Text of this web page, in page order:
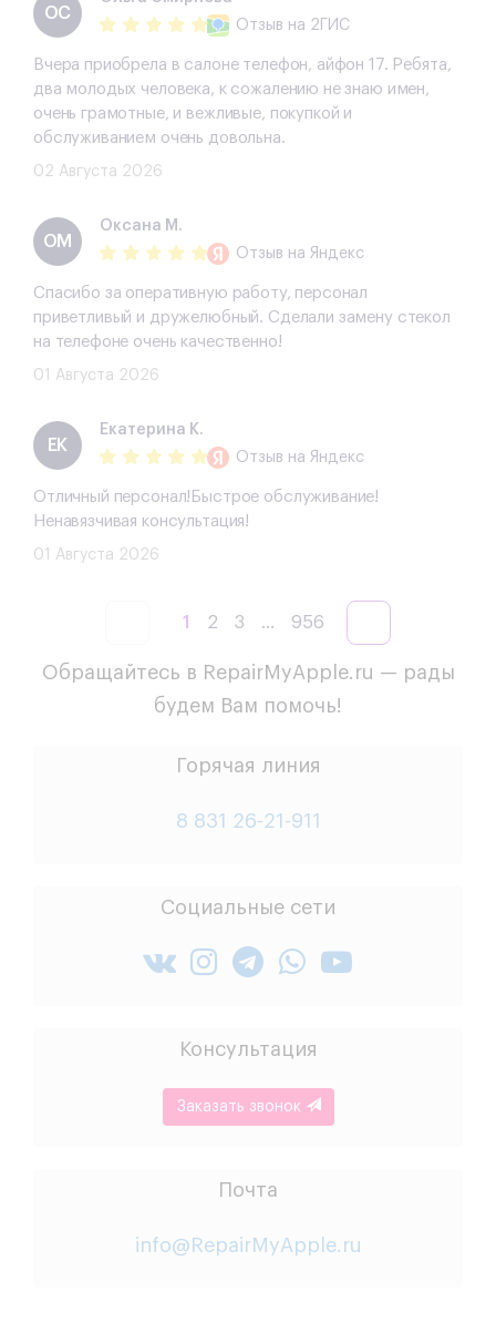
ОС
Отзыв на 2ГИС
Вчера приобрела в салоне телефон, айфон 17. Ребята,
два молодых человека, к сожалению не знаю имен,
очень грамотные, и вежливые, покупкой и
обслуживанием очень довольна.
02 Августа 2026
ОМ
Оксана М.
Отзыв на Яндекс
Спасибо за оперативную работу, персонал
приветливый и дружелюбный. Сделали замену стекол
на телефоне очень качественно!
01 Августа 2026
ЕК
Екатерина К.
Отзыв на Яндекс
Отличный персонал!Быстрое обслуживание!
Ненавязчивая консультация!
01 Августа 2026
1 2 3 ... 956
Обращайтесь в RepairMyApple.ru — рады
будем Вам помочь!
Горячая линия
8 831 26-21-911
Социальные сети
Консультация
Заказать звонок
Почта
info@RepairMyApple.ru